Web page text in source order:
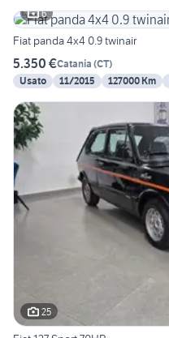
6
Fiat panda 4x4 0.9 twinair
5.350 €Catania (CT)
Usato
11/2015 127000 Km
25